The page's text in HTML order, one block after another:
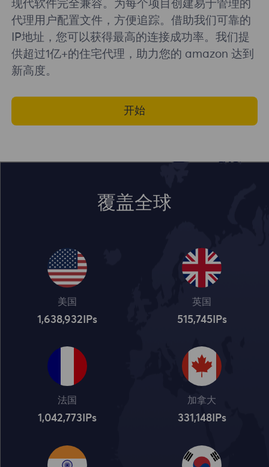
现代软件完全兼容。为每个项目创建易于管理的
代理用户配置文件，方便追踪。借助我们可靠的
IP地址，您可以获得最高的连接成功率。我们提
供超过1亿+的住宅代理，助力您的 amazon 达到
新高度。
开始
覆盖全球
美国
1,638,932 IPs
英国
515,745IPs
法国
1,042,773 IPs
加拿大
331,148IPs